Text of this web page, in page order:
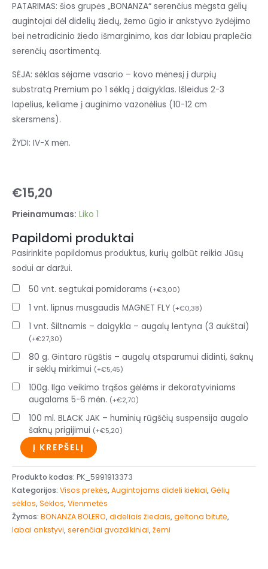
PATARIMAS: šios grupės „BONANZA“ serenčius mėgsta gėlių
augintojai dėl didelių žiedų, žemo ūgio ir ankstyvo žydėjimo
bei netradicinio žiedo išmarginimo, kas dar labiau praplečia
serenčių asortimentą.
SĖJA: sėklas sėjame vasario – kovo mėnesį į durpių
substratą Premium po 1 sėklą į daigyklas. Išleidus 2-3
lapelius, keliame į auginimo vazonėlius (10-12 cm
skersmens).
ŽYDI: IV-X mėn.
€15,20
Prieinamumas: Liko 1
Papildomi produktai
Pasirinkite papildomus produktus, kurių galbūt reikia Jūsų
sodui ar daržui.
50 vnt. segtukai pomidorams (+€3,00)
1 vnt. lipnus musgaudis MAGNET FLY (+€0,38)
1 vnt. Šiltnamis – daigykla – augalų lentyna (3 aukštai)
(+€27,30)
80 g. Gintaro rūgštis – augalų atsparumui didinti, šaknų
ir sėklų mirkimui (+€5,45)
100g. Ilgo veikimo trąšos gėlėms ir dekoratyviniams
augalams 5-6 mėn. (+€2,70)
100 ml. BLACK JAK – huminių rūgščių suspensija augalo
šaknų prigijimui (+€5,20)
Į KREPŠELĮ
Produkto kodas: PK_5991913373
Kategorijos: Visos prekės,Augintojams dideli kiekiai,Gėlių
sėklos,Sėklos,Vienmetės
Žymos: BONANZA BOLERO,dideliais žiedais,geltona bitutė,
labai ankstyvi,serenčiai gvazdikiniai,žemi